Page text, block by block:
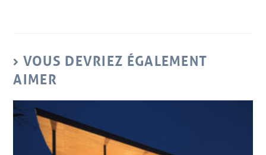
VOUS DEVRIEZ ÉGALEMENT
AIMER